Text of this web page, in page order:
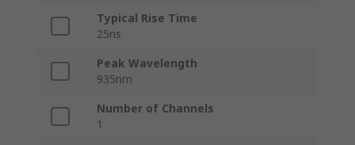
Typical Rise Time
25ns
Peak Wavelength
935nm
Number of Channels
1